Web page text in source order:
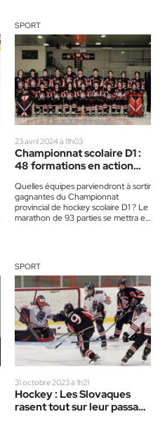
SPORT
23 avril 2024 à 11h03
Championnat scolaire D1 :
48 formations en action
et à Sainte-Adèle
Quelles équipes parviendront à sortir
gagnantes du Championnat
provincial de hockey scolaire D1 ? Le
marathon de 93 parties se mettra en
SPORT
31 octobre 2023 à 1h21
Hockey : Les Slovaques
rasent tout sur leur passage